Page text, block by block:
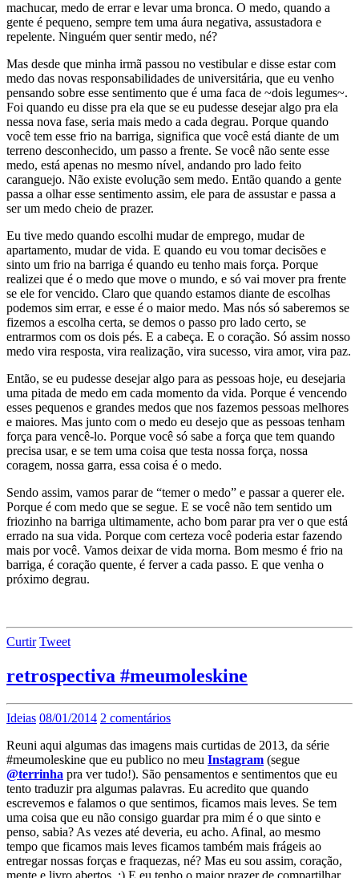
machucar, medo de errar e levar uma bronca. O medo, quando a
gente é pequeno, sempre tem uma áura negativa, assustadora e
repelente. Ninguém quer sentir medo, né?
Mas desde que minha irmã passou no vestibular e disse estar com
medo das novas responsabilidades de universitária, que eu venho
pensando sobre esse sentimento que é uma faca de ~dois legumes~.
Foi quando eu disse pra ela que se eu pudesse desejar algo pra ela
nessa nova fase, seria mais medo a cada degrau. Porque quando
você tem esse frio na barriga, significa que você está diante de um
terreno desconhecido, um passo a frente. Se você não sente esse
medo, está apenas no mesmo nível, andando pro lado feito
caranguejo. Não existe evolução sem medo. Então quando a gente
passa a olhar esse sentimento assim, ele para de assustar e passa a
ser um medo cheio de prazer.
Eu tive medo quando escolhi mudar de emprego, mudar de
apartamento, mudar de vida. E quando eu vou tomar decisões e
sinto um frio na barriga é quando eu tenho mais força. Porque
realizei que é o medo que move o mundo, e só vai mover pra frente
se ele for vencido. Claro que quando estamos diante de escolhas
podemos sim errar, e esse é o maior medo. Mas nós só saberemos se
fizemos a escolha certa, se demos o passo pro lado certo, se
entrarmos com os dois pés. E a cabeça. E o coração. Só assim nosso
medo vira resposta, vira realização, vira sucesso, vira amor, vira paz.
Então, se eu pudesse desejar algo para as pessoas hoje, eu desejaria
uma pitada de medo em cada momento da vida. Porque é vencendo
esses pequenos e grandes medos que nos fazemos pessoas melhores
e maiores. Mas junto com o medo eu desejo que as pessoas tenham
força para vencê-lo. Porque você só sabe a força que tem quando
precisa usar, e se tem uma coisa que testa nossa força, nossa
coragem, nossa garra, essa coisa é o medo.
Sendo assim, vamos parar de “temer o medo” e passar a querer ele.
Porque é com medo que se segue. E se você não tem sentido um
friozinho na barriga ultimamente, acho bom parar pra ver o que está
errado na sua vida. Porque com certeza você poderia estar fazendo
mais por você. Vamos deixar de vida morna. Bom mesmo é frio na
barriga, é coração quente, é ferver a cada passo. E que venha o
próximo degrau.
Curtir Tweet
retrospectiva #meumoleskine
Ideias 08/01/2014 2 comentários
Reuni aqui algumas das imagens mais curtidas de 2013, da série
#meumoleskine que eu publico no meu Instagram (segue
@terrinha pra ver tudo!). São pensamentos e sentimentos que eu
tento traduzir pra algumas palavras. Eu acredito que quando
escrevemos e falamos o que sentimos, ficamos mais leves. Se tem
uma coisa que eu não consigo guardar pra mim é o que sinto e
penso, sabia? As vezes até deveria, eu acho. Afinal, ao mesmo
tempo que ficamos mais leves ficamos também mais frágeis ao
entregar nossas forças e fraquezas, né? Mas eu sou assim, coração,
mente e livro abertos. :) E eu tenho o maior prazer de compartilhar